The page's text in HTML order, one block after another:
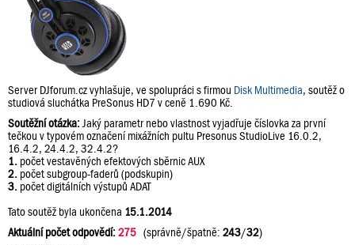
Server DJforum.cz vyhlašuje, ve spolupráci s firmou Disk Multimedia, soutěž o
studiová sluchátka PreSonus HD7 v ceně 1.690 Kč.
Soutěžní otázka: Jaký parametr nebo vlastnost vyjadřuje číslovka za první
tečkou v typovém označení mixážních pultu Presonus StudioLive 16.0.2,
16.4.2, 24.4.2, 32.4.2?
1. počet vestavěných efektových sběrnic AUX
2. počet subgroup-faderů (podskupin)
3. počet digitálních výstupů ADAT
Tato soutěž byla ukončena 15.1.2014
Aktuální počet odpovědí:275 (správně/špatně: 243/32)